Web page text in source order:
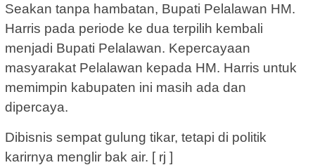
Seakan tanpa hambatan, Bupati Pelalawan HM.
Harris pada periode ke dua terpilih kembali
menjadi Bupati Pelalawan. Kepercayaan
masyarakat Pelalawan kepada HM. Harris untuk
memimpin kabupaten ini masih ada dan
dipercaya.
Dibisnis sempat gulung tikar, tetapi di politik
karirnya menglir bak air. [ rj ]